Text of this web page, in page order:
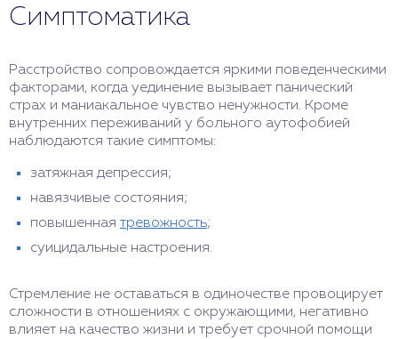
Симптоматика
Расстройство сопровождается яркими поведенческими
факторами, когда уединение вызывает панический
страх и маниакальное чувство ненужности. Кроме
внутренних переживаний у больного аутофобией
наблюдаются такие симптомы:
затяжная депрессия;
навязчивые состояния;
повышенная тревожность;
суицидальные настроения.
Стремление не оставаться в одиночестве провоцирует
сложности в отношениях с окружающими, негативно
влияет на качество жизни и требует срочной помощи